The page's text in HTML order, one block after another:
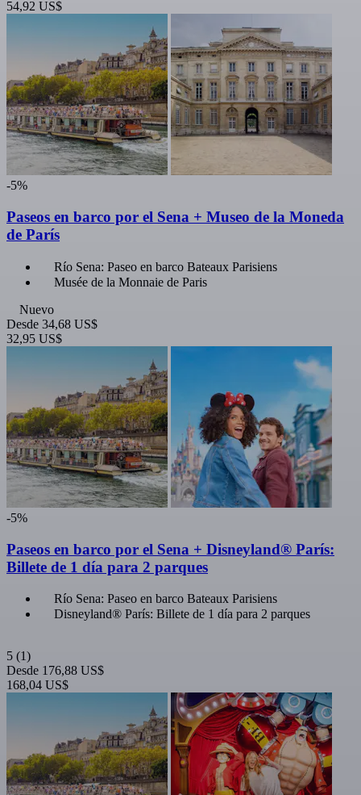
54,92 US$
-5%
Paseos en barco por el Sena + Museo de la Moneda
de París
Río Sena: Paseo en barco Bateaux Parisiens
Musée de la Monnaie de Paris
Nuevo
Desde 34,68 US$
32,95 US$
-5%
Paseos en barco por el Sena + Disneyland® París:
Billete de 1 día para 2 parques
Río Sena: Paseo en barco Bateaux Parisiens
Disneyland® París: Billete de 1 día para 2 parques
5 (1)
Desde 176,88 US$
168,04 US$